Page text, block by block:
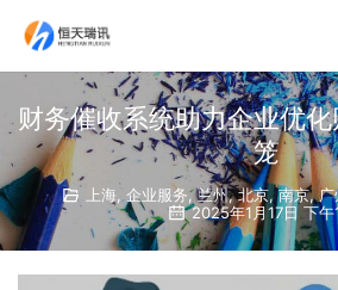
财务催收系统助力企业优
笼
上海 企业服务,兰州,北京,南京,广
2025年1月17日 下午